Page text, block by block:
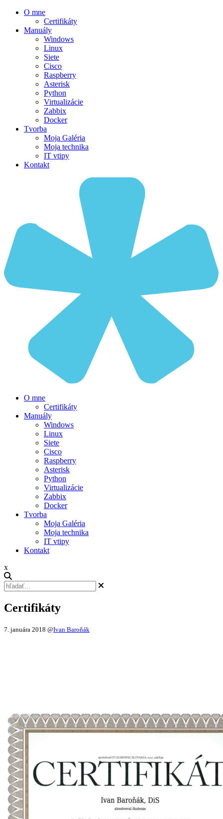
O mne
Certifikáty
Manuály
Windows
Linux
Siete
Cisco
Raspberry
Asterisk
Python
Virtualizácie
Zabbix
Docker
Tvorba
Moja Galéria
Moja technika
IT vtipy
Kontakt
O mne
Certifikáty
Manuály
Windows
Linux
Siete
Cisco
Raspberry
Asterisk
Python
Virtualizácie
Zabbix
Docker
Tvorba
Moja Galéria
Moja technika
IT vtipy
Kontakt
x
Certifikáty
7. januára 2018 @Ivan Baroňák